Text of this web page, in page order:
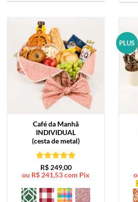
Café da Manhã
INDIVIDUAL
(cesta de metal)
Avaliação5
de 5
R$249,00
ou R$ 241,53com Pix
PLUS